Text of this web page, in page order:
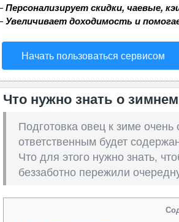
Персонализирует скидки, чаевые,
Увеличивает доходимость и
Начать пользоваться сервисом
Что нужно знать о
Подготовка овец к зиме
ответственным будет
Что для этого нужно знать,
беззаботно пережили